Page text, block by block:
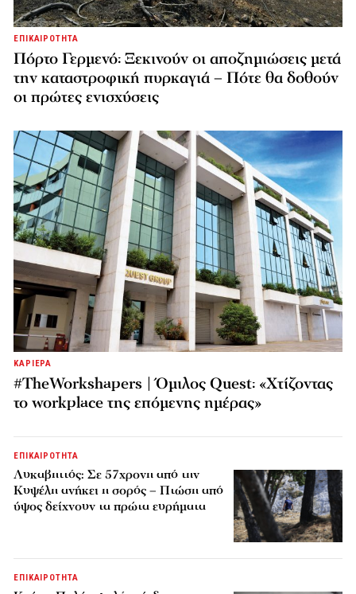
ΕΠΙΚΑΙΡΟΤΗΤΑ
Πόρτο Γερμενό: Ξεκινούν οι αποζημιώσεις μετά
την καταστροφική πυρκαγιά – Πότε θα δοθούν
οι πρώτες ενισχύσεις
ΚΑΡΙΕΡΑ
#TheWorkshapers | Όμιλος Quest: «Χτίζοντας
το workplace της επόμενης ημέρας»
ΕΠΙΚΑΙΡΟΤΗΤΑ
Λυκαβηττός: Σε 57χρονη από την
Κυψέλη ανήκει η σορός – Πτώση από
ύψος δείχνουν τα πρώτα ευρήματα
ΕΠΙΚΑΙΡΟΤΗΤΑ